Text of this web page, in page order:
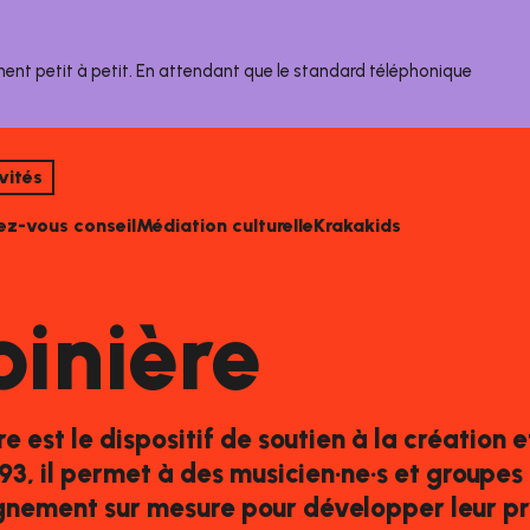
petit à petit. En attendant que le standard téléphonique
vous conseilMédiation culturelleKrakakids
est le dispositif de soutien à la création
il permet à des musicien·ne·s et
sur mesure pour développer leur